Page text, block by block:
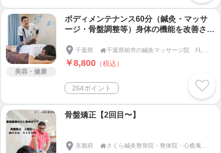
美容・健康
ボディメンテナンス60分（鍼灸・マッサ
ージ・骨盤調整等）身体の機能を改善させ
千葉県  千葉県柏市の鍼灸マッサージ院 FLAT柏/スポーツ系大学出身、身体の機能改善に重点をおいた施術で本来の身体を取り戻します。陸上競技トレーナー、ランニング指導など幅広く活動中。女性にうれしい美容鍼も！
￥8,800 （税込）
264ポイント
骨盤矯正【2回目〜】
京都府  さくら鍼灸整骨院・整体院・心癒庵・KADIN CHE LA〜beauty & health〜